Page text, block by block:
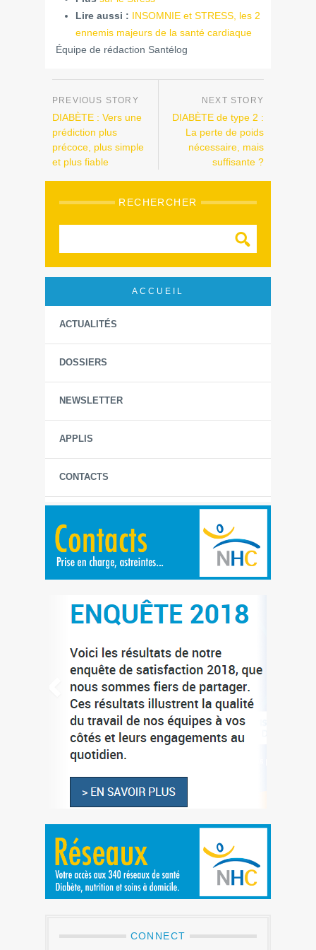
Lire aussi : INSOMNIE et STRESS, les 2
ennemis majeurs de la santé cardiaque
Équipe de rédaction Santélog
DIABÈTE : Vers une
prédiction plus
précoce, plus simple
et plus fiable
DIABÈTE de type 2 :
La perte de poids
nécessaire, mais
suffisante ?
RECHERCHER
ACCUEIL
ACTUALITÉS
DOSSIERS
NEWSLETTER
APPLIS
CONTACTS
CONNECT